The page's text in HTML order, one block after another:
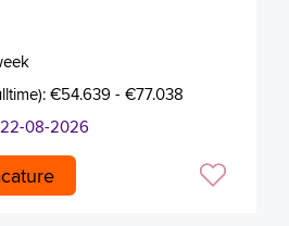
€54.639 - €77.038
08-2026